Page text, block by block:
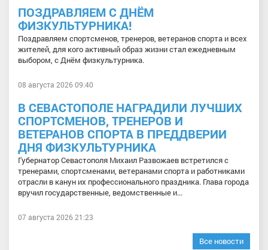
ПОЗДРАВЛЯЕМ С ДНЁМ
ФИЗКУЛЬТУРНИКА!
Поздравляем спортсменов, тренеров, ветеранов спорта и всех
жителей, для кого активный образ жизни стал ежедневным
выбором, с Днём физкультурника.
08 августа 2026 09:40
В СЕВАСТОПОЛЕ НАГРАДИЛИ ЛУЧШИХ
СПОРТСМЕНОВ, ТРЕНЕРОВ И
ВЕТЕРАНОВ СПОРТА В ПРЕДДВЕРИИ
ДНЯ ФИЗКУЛЬТУРНИКА
Губернатор Севастополя Михаил Развожаев встретился с
тренерами, спортсменами, ветеранами спорта и работниками
отрасли в канун их профессионального праздника. Глава города
вручил государственные, ведомственные и...
07 августа 2026 21:23
Все новости